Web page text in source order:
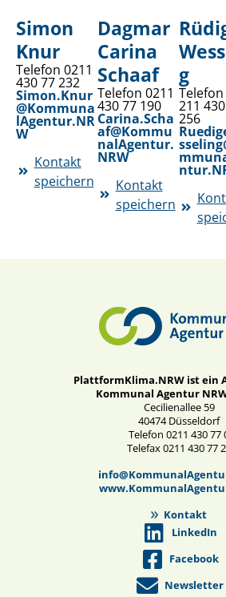
Simon
Knur
Telefon 0211
430 77 232
Simon.Knur
@Kommuna
lAgentur.NR
W
Kontakt
speichern
Dagmar
Carina
Schaaf
Telefon 0211
430 77 190
Carina.Scha
af@Kommu
nalAgentur.
NRW
Kontakt
speichern
g
Telefon
211
256
PlattformKlima.NRW ist ein
Kommunal Agentur
Cecilienallee 59
40474 Düsseldorf
Telefon 0211 430 77
Telefax 0211 430 77
Kontakt
LinkedIn
Facebook
Newsletter